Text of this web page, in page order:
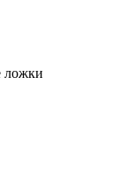
ложки